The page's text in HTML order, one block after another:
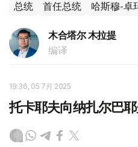
总统 首任总统 哈斯穆-卓
木合塔尔 木拉提
编译
19:36, 05 7月 2025
托卡耶夫向纳扎尔巴